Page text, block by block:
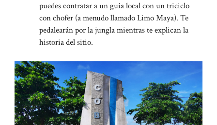
puedes contratar a un guía local con un triciclo
con chofer (a menudo llamado Limo Maya). Te
pedalearán por la jungla mientras te explican la
historia del sitio.